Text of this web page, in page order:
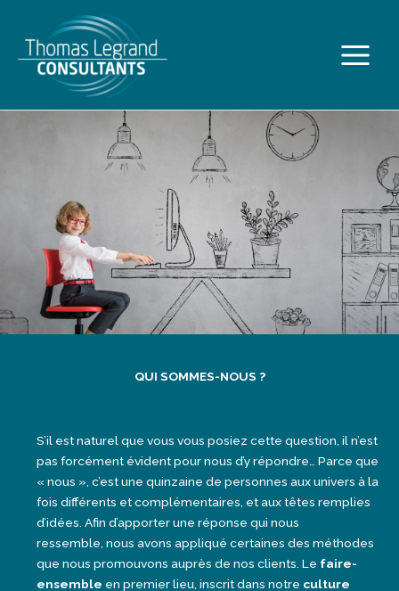
contenu
Menu
QUI SOMMES-NOUS ?
S’il est naturel que vous vous posiez cette question, il n’est
pas forcément évident pour nous d’y répondre… Parce que
« nous », c’est une quinzaine de personnes aux univers à la
fois différents et complémentaires, et aux têtes remplies
d’idées. Afin d’apporter une réponse qui nous
ressemble, nous avons appliqué certaines des méthodes
que nous promouvons auprès de nos clients. Le faire-
ensemble en premier lieu, inscrit dans notre culture